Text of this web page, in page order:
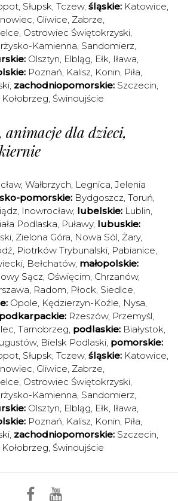
, Słupsk, Tczew, śląskie: Katowice,
, Gliwice, Zabrze,
, Ostrowiec Świętokrzyski,
Kamienna, Sandomierz,
Olsztyn, Elbląg, Ełk, Iława,
Poznań, Kalisz, Konin, Piła,
, zachodniopomorskie: Szczecin,
Kołobrzeg, Świnoujście
animacje dla dzieci,
, Wałbrzych, Legnica, Jelenia
pomorskie: Bydgoszcz, Toruń,
, Inowrocław, lubelskie: Lublin,
Podlaska, Puławy, lubuskie:
, Zielona Góra, Nowa Sól, Żary,
, Piotrków Trybunalski, Pabianice,
, Bełchatów, małopolskie:
Sącz, Oświęcim, Chrzanów,
, Radom, Płock, Siedlce,
Opole, Kędzierzyn-Koźle, Nysa,
podkarpackie: Rzeszów, Przemyśl,
, Tarnobrzeg, podlaskie: Białystok,
, Bielsk Podlaski, pomorskie:
, Słupsk, Tczew, śląskie: Katowice,
, Gliwice, Zabrze,
, Ostrowiec Świętokrzyski,
Kamienna, Sandomierz,
Olsztyn, Elbląg, Ełk, Iława,
Poznań, Kalisz, Konin, Piła,
, zachodniopomorskie: Szczecin,
Kołobrzeg, Świnoujście